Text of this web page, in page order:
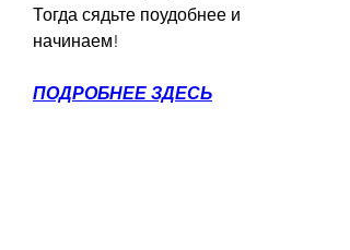
Тогда сядьте поудобнее и
начинаем!
ПОДРОБНЕЕ ЗДЕСЬ